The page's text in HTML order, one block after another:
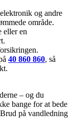
og andre
område.
eller en
40 860 860, så
– og du
bange for at bede
på vandledning